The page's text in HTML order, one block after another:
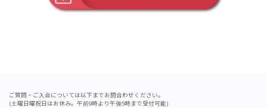
ご質問・ご入会については以下までお問合わせください。
(土曜日曜祝日はお休み。午前9時より午後5時まで受付可能)